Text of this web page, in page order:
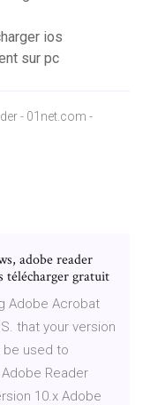
ios
sur pc
- 01net.com -
adobe reader
télécharger gratuit
Adobe Acrobat
that your version
be used to
Reader
10.x Adobe